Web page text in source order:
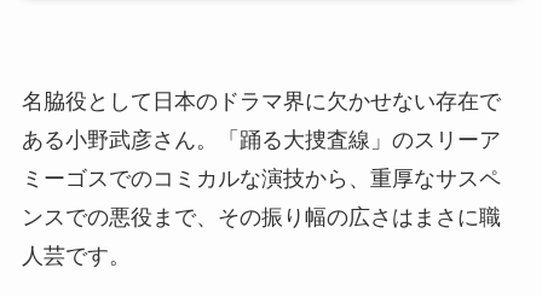
名脇役として日本のドラマ界に欠かせない存在で
ある小野武彦さん。「踊る大捜査線」のスリーア
ミーゴスでのコミカルな演技から、重厚なサスペ
ンスでの悪役まで、その振り幅の広さはまさに職
人芸です。